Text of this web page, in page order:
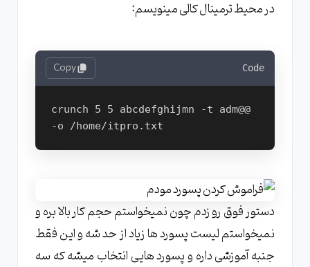
در محیط ترمینال کالی مینویسم:
Code
Copy
crunch 5 5 abcdefghijmn -t adm@@
دستور فوق رو زدم چون نمیخواستم حجم کار بالا بره و
نمیخواستم لیست پسورد ها زیاد از حد شه و این فقط
جنبه آموزشی داره و پسورد هایی انتخاب میشه که سه